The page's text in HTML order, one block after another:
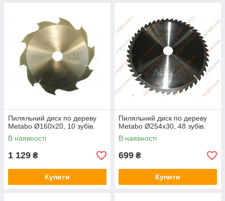
Пиляльний диск по дереву
Metabo Ø160x20, 10 зубів.
В наявності
1 129 ₴
Купити
Пиляльний диск по дереву
Metabo Ø254x30, 48 зубів.
В наявності
699 ₴
Купити